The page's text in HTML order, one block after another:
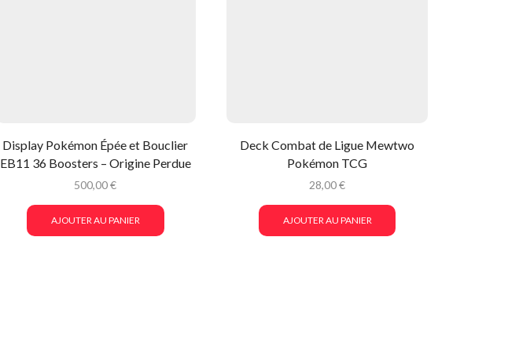
Display Pokémon Épée et Bouclier
EB11 36 Boosters – Origine Perdue
500,00€
AJOUTER AU PANIER
Deck Combat de Ligue Mewtwo
Pokémon TCG
28,00€
AJOUTER AU PANIER